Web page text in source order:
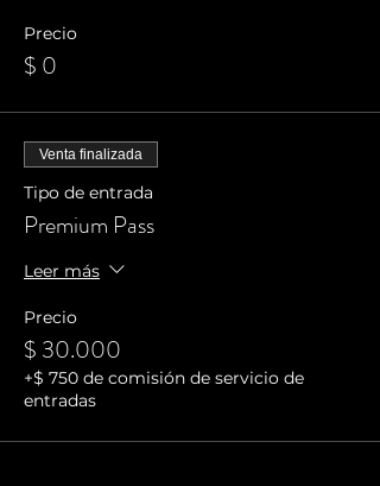
Precio
$ 0
Venta finalizada
Tipo de entrada
Premium Pass
Leer más
Precio
$ 30.000
+$ 750 de comisión de servicio de
entradas